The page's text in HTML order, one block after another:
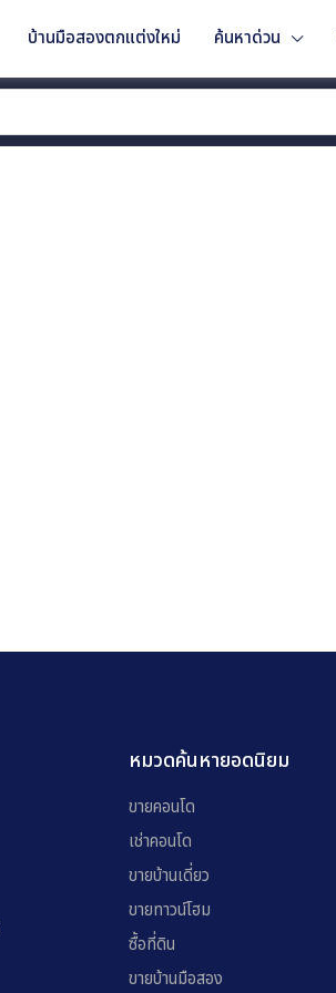
บ้านมือสองตกแต่งใหม่ ค้นหาด่วน
หมวดค้นหายอดนิยม
ขายคอนโด
เช่าคอนโด
ขายบ้านเดี่ยว
ขายทาวน์โฮม
ซื้อที่ดิน
ขายบ้านมือสอง